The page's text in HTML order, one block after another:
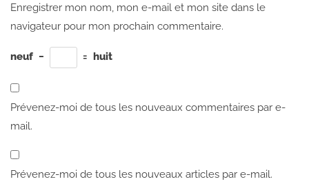
Enregistrer mon nom, mon e-mail et mon site dans le
navigateur pour mon prochain commentaire.
neuf − = huit
Prévenez-moi de tous les nouveaux commentaires par e-
mail.
Prévenez-moi de tous les nouveaux articles par e-mail.